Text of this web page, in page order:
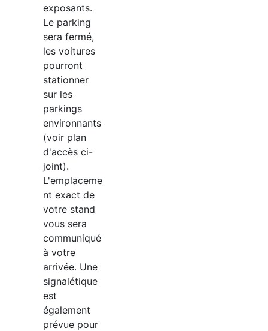
exposants.
Le parking
sera fermé,
les voitures
pourront
stationner
sur les
parkings
environnants
(voir plan
d'accès ci-
joint).
L'emplaceme
nt exact de
votre stand
vous sera
communiqué
à votre
arrivée. Une
signalétique
est
également
prévue pour